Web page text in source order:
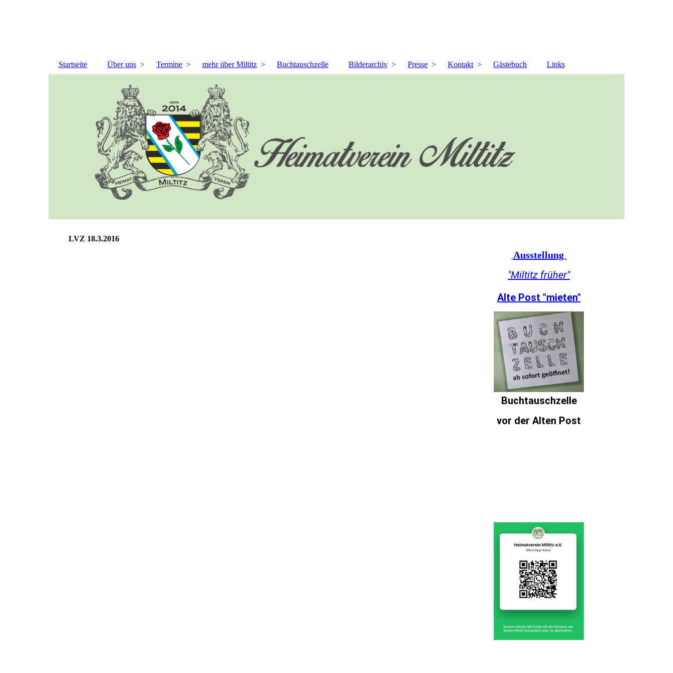
Startseite Über uns Termine mehr über Miltitz Buchtauschzelle Bilderarchiv Presse Kontakt Gästebuch Links
LVZ 18.3.2016
Ausstellung
"Miltitz früher"
Alte Post "mieten"
Buchtauschzelle
vor der Alten Post